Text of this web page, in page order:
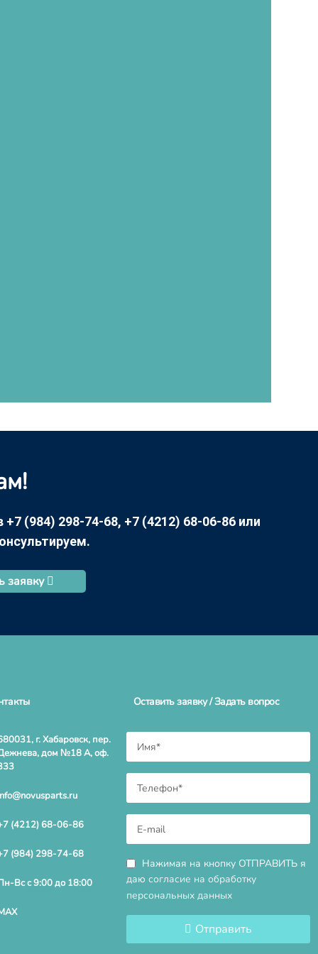
(984) 298-74-68, +7 (4212) 68-06-86 или
заявку
г. Хабаровск, пер.
дом №18 А, оф.
(4212) 68-06-86
(984) 298-74-68
Вс с 9:00 до 18:00
Оставить заявку / Задать вопрос
Нажимая на кнопку ОТПРАВИТЬ я
даю согласие на обработку
персональных данных
Отправить